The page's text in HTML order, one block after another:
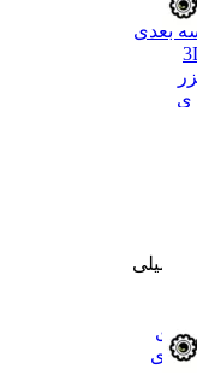
بعدی
تکمیلی
بعدی
بعدی